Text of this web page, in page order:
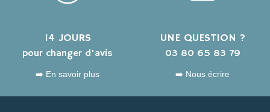
14 JOURS
pour changer d'avis
➡️ En savoir plus
UNE QUESTION ?
03 80 65 83 79
➡️ Nous écrire